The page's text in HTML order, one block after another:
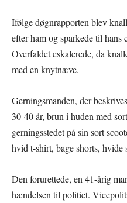
Ifølge døgnrapporten blev
efter ham og sparkede til
Overfaldet eskalerede, da
med en knytnæve.
Gerningsmanden, der
30-40 år, brun i huden med
gerningsstedet på sin sort
hvid t-shirt, bage shorts,
Den forurettede, en 41-årig
hændelsen til politiet.